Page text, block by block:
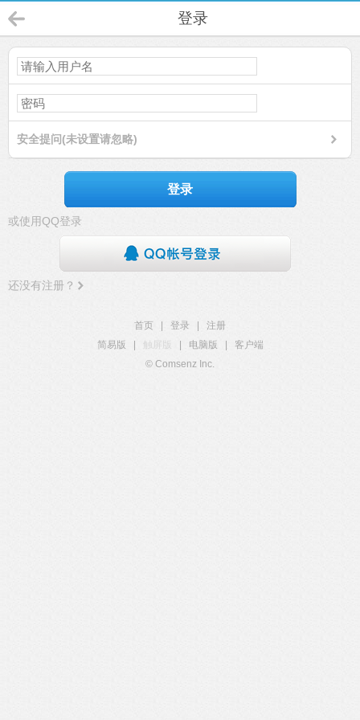
登录
安全提问(未设置请忽略)
登录
或使用QQ登录
还没有注册？
首页 登录
注册
简易版
触屏版 电脑版
客户端
© Comsenz Inc.